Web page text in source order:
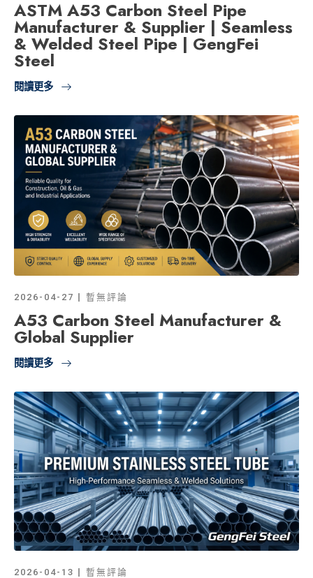
ASTM A53 Carbon Steel Pipe
Manufacturer & Supplier | Seamless
& Welded Steel Pipe | GengFei
Steel
閱讀更多
2026-04-27 暫無評論
A53 Carbon Steel Manufacturer &
Global Supplier
閱讀更多
2026-04-13 暫無評論